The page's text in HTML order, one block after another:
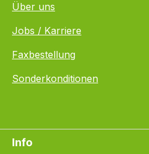
Über uns
Jobs / Karriere
Faxbestellung
Sonderkonditionen
Info